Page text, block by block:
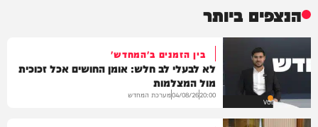
הנצפים ביותר
VOD
בין הזמנים ב'המחדש'
לא לבעלי לב חלש: אומן החושים אכל זכוכית
מול המצלמות
20:00
04/08/26מערכת המחדש